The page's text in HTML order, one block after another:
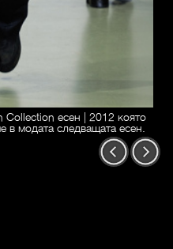
Collection есен | 2012 която
в модата следващата есен.